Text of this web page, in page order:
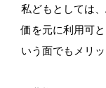
私どもとしては
価を元に利用可
いう面でもメリ